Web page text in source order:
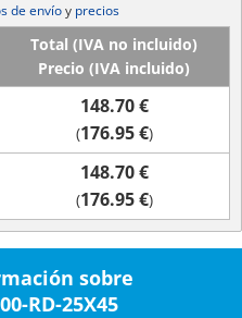
de envíoy precios
Total (IVA no incluido)
Precio (IVA incluido)
148.70 €
(176.95 €)
148.70 €
(176.95 €)
sobre
RD-25X45